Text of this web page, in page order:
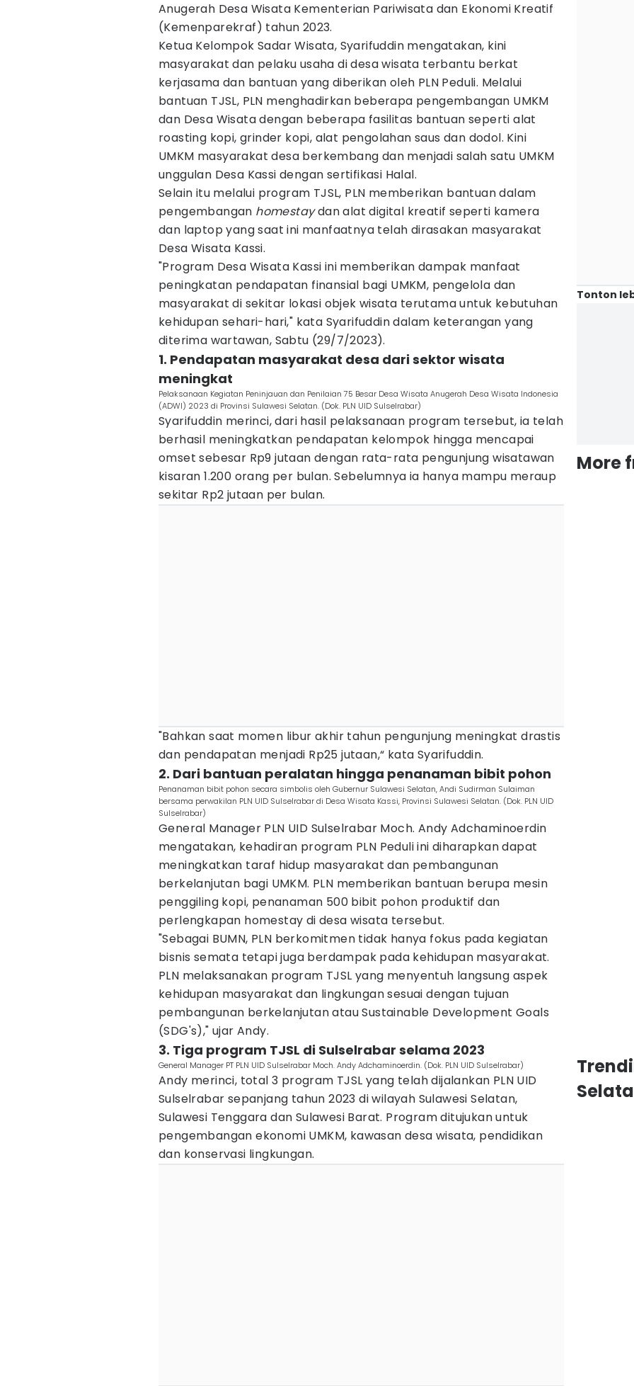
Anugerah Desa Wisata Kementerian Pariwisata dan Ekonomi Kreatif
(Kemenparekraf) tahun 2023.
Ketua Kelompok Sadar Wisata, Syarifuddin mengatakan, kini
masyarakat dan pelaku usaha di desa wisata terbantu berkat
kerjasama dan bantuan yang diberikan oleh PLN Peduli. Melalui
bantuan TJSL, PLN menghadirkan beberapa pengembangan UMKM
dan Desa Wisata dengan beberapa fasilitas bantuan seperti alat
roasting kopi, grinder kopi, alat pengolahan saus dan dodol. Kini
UMKM masyarakat desa berkembang dan menjadi salah satu UMKM
unggulan Desa Kassi dengan sertifikasi Halal.
Selain itu melalui program TJSL, PLN memberikan bantuan dalam
pengembangan homestaydan alat digital kreatif seperti kamera
dan laptop yang saat ini manfaatnya telah dirasakan masyarakat
Desa Wisata Kassi.
"Program Desa Wisata Kassi ini memberikan dampak manfaat
peningkatan pendapatan finansial bagi UMKM, pengelola dan
masyarakat di sekitar lokasi objek wisata terutama untuk kebutuhan
kehidupan sehari-hari," kata Syarifuddin dalam keterangan yang
diterima wartawan, Sabtu (29/7/2023).
1. Pendapatan masyarakat desa dari sektor wisata
meningkat
Pelaksanaan Kegiatan Peninjauan dan Penilaian 75 Besar Desa Wisata Anugerah Desa Wisata Indonesia
(ADWI) 2023 di Provinsi Sulawesi Selatan. (Dok. PLN UID Sulselrabar)
Syarifuddin merinci, dari hasil pelaksanaan program tersebut, ia telah
berhasil meningkatkan pendapatan kelompok hingga mencapai
omset sebesar Rp9 jutaan dengan rata-rata pengunjung wisatawan
kisaran 1.200 orang per bulan. Sebelumnya ia hanya mampu meraup
sekitar Rp2 jutaan per bulan.
"Bahkan saat momen libur akhir tahun pengunjung meningkat drastis
dan pendapatan menjadi Rp25 jutaan,“ kata Syarifuddin.
2. Dari bantuan peralatan hingga penanaman bibit pohon
Penanaman bibit pohon secara simbolis oleh Gubernur Sulawesi Selatan, Andi Sudirman Sulaiman
bersama perwakilan PLN UID Sulselrabar di Desa Wisata Kassi, Provinsi Sulawesi Selatan. (Dok. PLN UID
Sulselrabar)
General Manager PLN UID Sulselrabar Moch. Andy Adchaminoerdin
mengatakan, kehadiran program PLN Peduli ini diharapkan dapat
meningkatkan taraf hidup masyarakat dan pembangunan
berkelanjutan bagi UMKM. PLN memberikan bantuan berupa mesin
penggiling kopi, penanaman 500 bibit pohon produktif dan
perlengkapan homestay di desa wisata tersebut.
"Sebagai BUMN, PLN berkomitmen tidak hanya fokus pada kegiatan
bisnis semata tetapi juga berdampak pada kehidupan masyarakat.
PLN melaksanakan program TJSL yang menyentuh langsung aspek
kehidupan masyarakat dan lingkungan sesuai dengan tujuan
pembangunan berkelanjutan atau Sustainable Development Goals
(SDG's)," ujar Andy.
3. Tiga program TJSL di Sulselrabar selama 2023
General Manager PT PLN UID Sulselrabar Moch. Andy Adchaminoerdin. (Dok. PLN UID Sulselrabar)
Andy merinci, total 3 program TJSL yang telah dijalankan PLN UID
Sulselrabar sepanjang tahun 2023 di wilayah Sulawesi Selatan,
Sulawesi Tenggara dan Sulawesi Barat. Program ditujukan untuk
pengembangan ekonomi UMKM, kawasan desa wisata, pendidikan
dan konservasi lingkungan.
Tonton
More